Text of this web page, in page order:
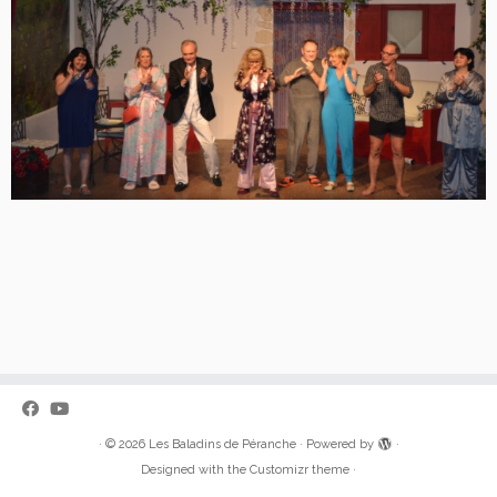
· © 2026 Les Baladins de Péranche· Powered by
·
Designed with the Customizr theme ·